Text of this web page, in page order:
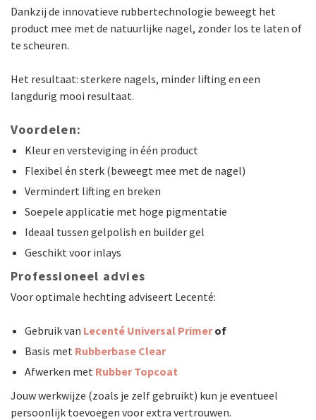
Dankzij de innovatieve rubbertechnologie beweegt het
product mee met de natuurlijke nagel, zonder los te laten of
te scheuren.
Het resultaat: sterkere nagels, minder lifting en een
langdurig mooi resultaat.
Voordelen:
Kleur en versteviging in één product
Flexibel én sterk (beweegt mee met de nagel)
Vermindert lifting en breken
Soepele applicatie met hoge pigmentatie
Ideaal tussen gelpolish en builder gel
Geschikt voor inlays
Professioneel advies
Voor optimale hechting adviseert Lecenté:
Gebruik van Lecenté Universal Primerof
Basis met Rubberbase Clear
Afwerken met Rubber Topcoat
Jouw werkwijze (zoals je zelf gebruikt) kun je eventueel
persoonlijk toevoegen voor extra vertrouwen.